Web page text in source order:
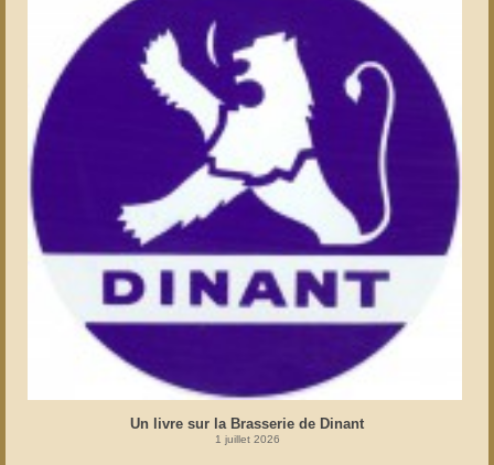
Un livre sur la Brasserie de Dinant
1 juillet 2026